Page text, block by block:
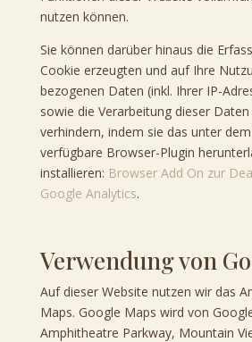
nutzen können.
Sie können darüber hinaus die
Cookie erzeugten und auf Ihre
bezogenen Daten (inkl. Ihrer IP-
sowie die Verarbeitung dieser
verhindern, indem sie das unter
verfügbare Browser-Plugin
installieren: Browser Add On zur
Google Analytics.
Verwendung von
Auf dieser Website nutzen wir das
Maps. Google Maps wird von
Amphitheatre Parkway, Mountain